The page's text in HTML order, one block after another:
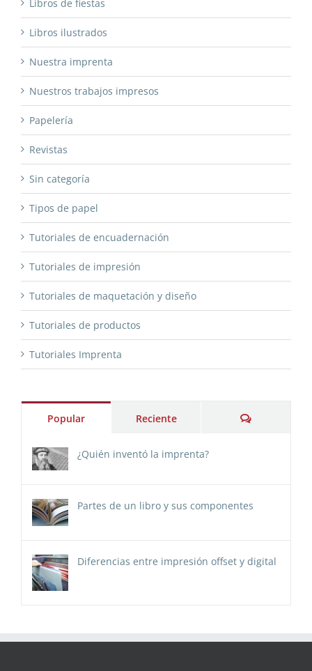
Libros de fiestas
Libros ilustrados
Nuestra imprenta
Nuestros trabajos impresos
Papelería
Revistas
Sin categoría
Tipos de papel
Tutoriales de encuadernación
Tutoriales de impresión
Tutoriales de maquetación y diseño
Tutoriales de productos
Tutoriales Imprenta
Popular Reciente Comentarios
¿Quién inventó la imprenta?
Partes de un libro y sus componentes
Diferencias entre impresión offset y digital